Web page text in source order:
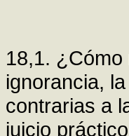
18,1.
ignorancia,
contrarias a
juicio